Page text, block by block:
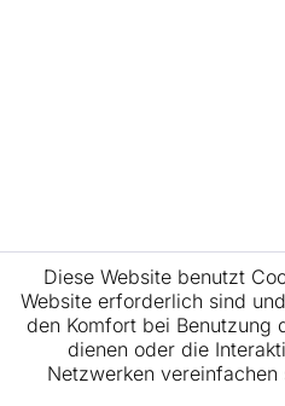
Diese Website benutzt
Website erforderlich sind
den Komfort bei Benutzung
dienen oder die
Netzwerken